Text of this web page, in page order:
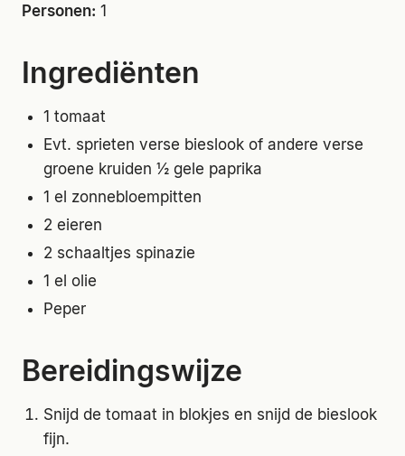
Personen: 1
Ingrediënten
1 tomaat
Evt. sprieten verse bieslook of andere verse
groene kruiden ½ gele paprika
1 el zonnebloempitten
2 eieren
2 schaaltjes spinazie
1 el olie
Peper
Bereidingswijze
Snijd de tomaat in blokjes en snijd de bieslook
fijn.